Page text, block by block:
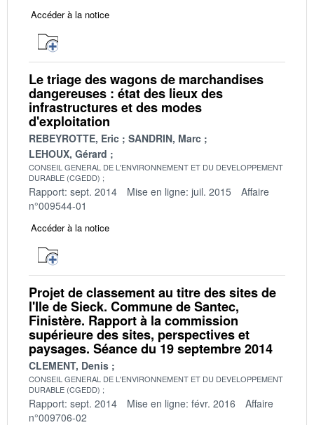
Accéder à la notice
Le triage des wagons de marchandises
dangereuses : état des lieux des
infrastructures et des modes
d'exploitation
REBEYROTTE, Eric
SANDRIN, Marc
LEHOUX, Gérard
CONSEIL GENERAL DE L'ENVIRONNEMENT ET DU DEVELOPPEMENT
DURABLE (CGEDD)
Rapport: sept. 2014 Mise en ligne: juil. 2015
Affaire
n°009544-01
Accéder à la notice
Projet de classement au titre des sites de
l'Ile de Sieck. Commune de Santec,
Finistère. Rapport à la commission
supérieure des sites, perspectives et
paysages. Séance du 19 septembre 2014
CLEMENT, Denis
CONSEIL GENERAL DE L'ENVIRONNEMENT ET DU DEVELOPPEMENT
DURABLE (CGEDD)
Rapport: sept. 2014 Mise en ligne: févr. 2016
Affaire
n°009706-02